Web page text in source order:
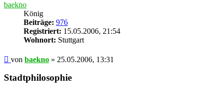
baekno
König
Beiträge: 976
Registriert: 15.05.2006, 21:54
Wohnort: Stuttgart
Beitrag
von baekno » 25.05.2006, 13:31
Stadtphilosophie